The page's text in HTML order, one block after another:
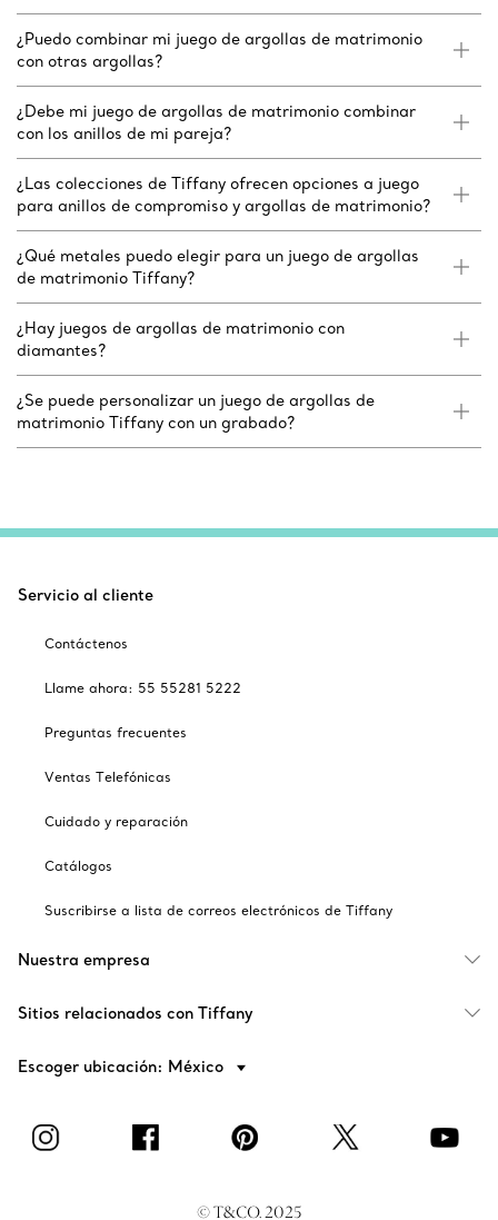
¿Puedo combinar mi juego de argollas de matrimonio
con otras argollas?
¿Debe mi juego de argollas de matrimonio combinar
con los anillos de mi pareja?
¿Las colecciones de Tiffany ofrecen opciones a juego
para anillos de compromiso y argollas de matrimonio?
¿Qué metales puedo elegir para un juego de argollas
de matrimonio Tiffany?
¿Hay juegos de argollas de matrimonio con
diamantes?
¿Se puede personalizar un juego de argollas de
matrimonio Tiffany con un grabado?
Servicio al cliente
Contáctenos
Llame ahora: 55 55281 5222
Preguntas frecuentes
Ventas Telefónicas
Cuidado y reparación
Catálogos
Suscribirse a lista de correos electrónicos de Tiffany
Nuestra empresa
Sitios relacionados con Tiffany
Escoger ubicación: México
© T&CO. 2025